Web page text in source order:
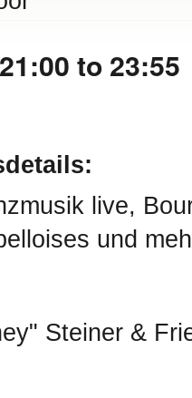
21:00 to 23:55
live,
und
Steiner &